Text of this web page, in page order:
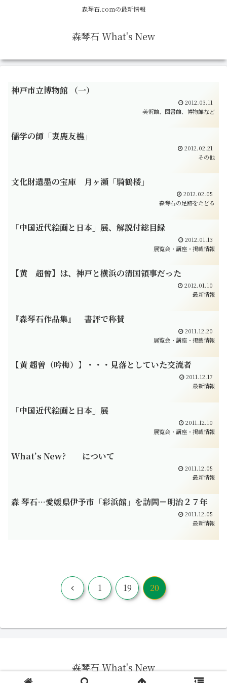
森琴石.comの最新情報
森琴石 What's New
神戸市立博物館 （一）
2012.03.11
美術館、図書館、博物館など
儒学の師「妻鹿友樵」
2012.02.21
その他
文化財遺墨の宝庫 月ヶ瀬「騎鶴楼」
2012.02.05
森琴石の足跡をたどる
「中国近代絵画と日本」展、解説付総目録
2012.01.13
展覧会・講座・掲載情報
【黄 超曾】は、神戸と横浜の清国領事だった
2012.01.10
最新情報
『森琴石作品集』 書評で称賛
2011.12.20
展覧会・講座・掲載情報
【黄 超曽（吟梅）】・・・見落としていた交流者
2011.12.17
最新情報
「中国近代絵画と日本」展
2011.12.10
展覧会・講座・掲載情報
What’s New? について
2011.12.05
最新情報
森 琴石…愛媛県伊予市「彩浜館」を訪問＝明治２７年
2011.12.05
最新情報
前
1 19 20
森琴石 What's New